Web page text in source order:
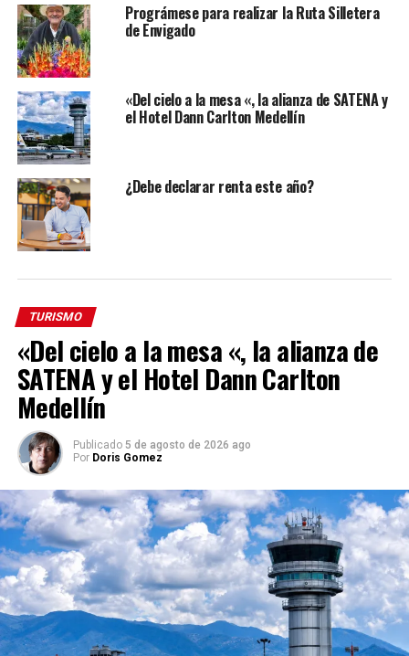
Prográmese para realizar la Ruta Silletera
de Envigado
«Del cielo a la mesa «, la alianza de SATENA y
el Hotel Dann Carlton Medellín
¿Debe declarar renta este año?
TURISMO
«Del cielo a la mesa «, la alianza de
SATENA y el Hotel Dann Carlton
Medellín
Publicado 5 de agosto de 2026 ago
Por Doris Gomez